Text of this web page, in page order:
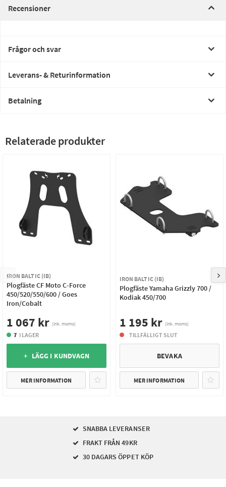
Recensioner
Frågor och svar
Leverans- & Returinformation
Betalning
Relaterade produkter
IRON BALTIC (IB)
Plogfäste CF Moto C-Force
450/520/550/600 / Goes
Iron/Cobalt
1 067 kr (ink. moms)
7 I LAGER
+ LÄGG I KUNDVAGN
MER INFORMATION
IRON BALTIC (IB)
Plogfäste Yamaha Grizzly 700 /
Kodiak 450/700
1 195 kr (ink. moms)
TILLFÄLLIGT SLUT
BEVAKA
MER INFORMATION
SNABBA LEVERANSER
FRAKT FRÅN 49KR
30 DAGARS ÖPPET KÖP